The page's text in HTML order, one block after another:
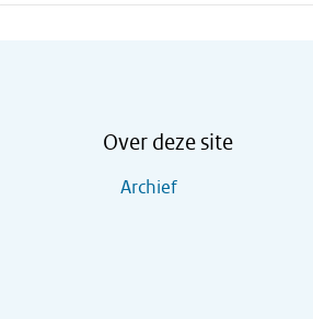
Over deze site
Archief